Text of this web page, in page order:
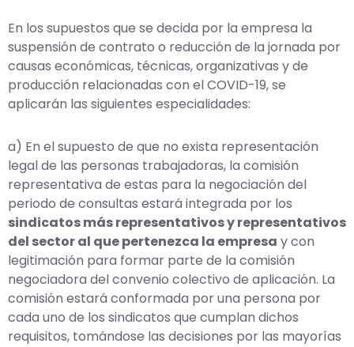
En los supuestos que se decida por la empresa la
suspensión de contrato o reducción de la jornada por
causas económicas, técnicas, organizativas y de
producción relacionadas con el COVID-19, se
aplicarán las siguientes especialidades:
a) En el supuesto de que no exista representación
legal de las personas trabajadoras, la comisión
representativa de estas para la negociación del
periodo de consultas estará integrada por los
sindicatos más representativos y representativos
del sector al que pertenezca la empresa y con
legitimación para formar parte de la comisión
negociadora del convenio colectivo de aplicación. La
comisión estará conformada por una persona por
cada uno de los sindicatos que cumplan dichos
requisitos, tomándose las decisiones por las mayorías